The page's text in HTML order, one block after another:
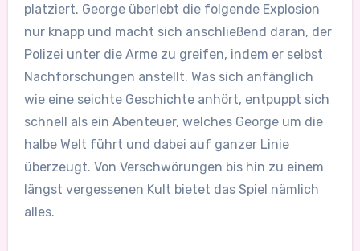
platziert. George überlebt die folgende Explosion
nur knapp und macht sich anschließend daran, der
Polizei unter die Arme zu greifen, indem er selbst
Nachforschungen anstellt. Was sich anfänglich
wie eine seichte Geschichte anhört, entpuppt sich
schnell als ein Abenteuer, welches George um die
halbe Welt führt und dabei auf ganzer Linie
überzeugt. Von Verschwörungen bis hin zu einem
längst vergessenen Kult bietet das Spiel nämlich
alles.